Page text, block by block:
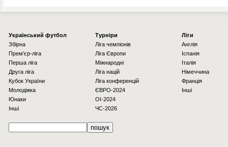
Українcький футбол
Збірна
Прем'єр-ліга
Перша ліга
Друга ліга
Кубок України
Молодіжка
Юнаки
Інші
Турніри
Ліга чемпіонів
Ліга Європи
Міжнародні
Ліга націй
Ліга конференцій
ЄВРО-2024
OI-2024
ЧС-2026
Ліги
Англія
Іспанія
Італія
Німеччина
Франція
Інші